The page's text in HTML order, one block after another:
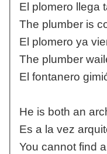
El plomero llega
The plumber is
El plomero ya
The plumber
El fontanero
He is both an
Es a la vez
You cannot find